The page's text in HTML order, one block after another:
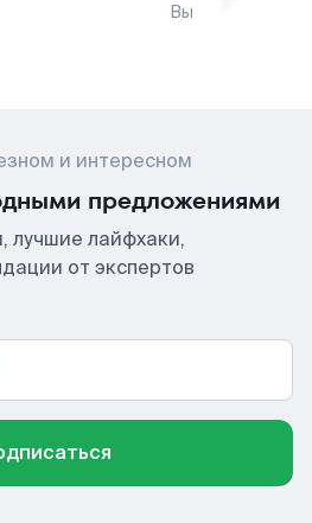
Вы
и интересном
предложениями
лучшие лайфхаки,
от экспертов